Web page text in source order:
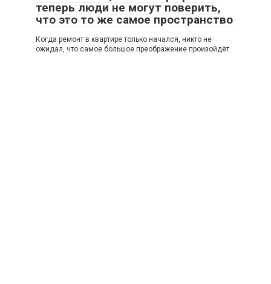
теперь люди не могут поверить,
что это то же самое пространство
Когда ремонт в квартире только начался, никто не
ожидал, что самое большое преображение произойдёт